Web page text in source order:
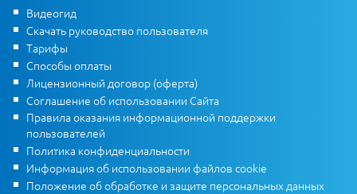
Видеогид
Скачать руководство пользователя
Тарифы
Способы оплаты
Лицензионный договор (оферта)
Соглашение об использовании Сайта
Правила оказания информационной поддержки
пользователей
Политика конфиденциальности
Информация об использовании файлов cookie
Положение об обработке и защите персональных данных